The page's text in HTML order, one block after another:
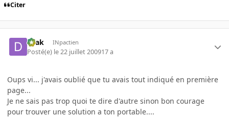
Citer
Drak INpactien
Posté(e) le 22 juillet 200917 a
Oups vi... j'avais oublié que tu avais tout indiqué en première
page...
Je ne sais pas trop quoi te dire d'autre sinon bon courage
pour trouver une solution a ton portable....